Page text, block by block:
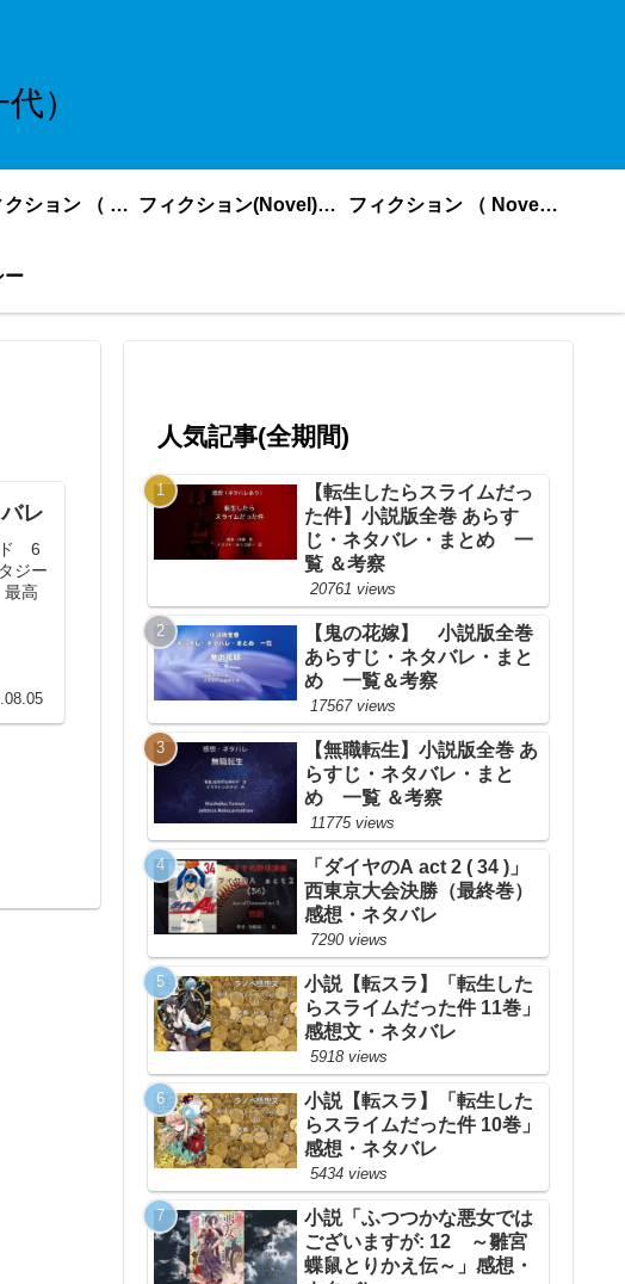
）
ノンフィクション （ nonfiction ） あいうえお順 フィクション(Novel)更新順 フィクション （ Novel ） あいうえお順
ー
レ
ド 6
ジー
最高
人気記事(全期間)
【転生したらスライムだっ
た件】小説版全巻 あらす
じ・ネタバレ・まとめ 一
覧 ＆考察
20761 views
【鬼の花嫁】 小説版全巻
あらすじ・ネタバレ・まと
め 一覧＆考察
17567 views
【無職転生】小説版全巻 あ
らすじ・ネタバレ・まと
め 一覧 ＆考察
11775 views
「ダイヤのA act 2 ( 34 )」
西東京大会決勝（最終巻）
感想・ネタバレ
7290 views
小説【転スラ】「転生した
らスライムだった件 11巻」
感想文・ネタバレ
5918 views
小説【転スラ】「転生した
らスライムだった件 10巻」
感想・ネタバレ
5434 views
小説「ふつつかな悪女では
ございますが: 12 ～雛宮
蝶鼠とりかえ伝～」感想・